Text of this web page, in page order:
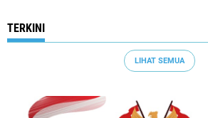
TERKINI
LIHAT SEMUA